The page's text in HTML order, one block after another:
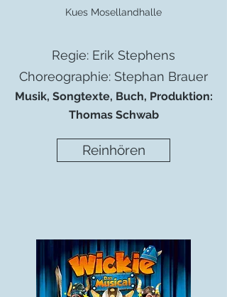
Kues Mosellandhalle
Regie: Erik Stephens
Choreographie: Stephan Brauer
Musik, Songtexte, Buch, Produktion:
Thomas Schwab
Reinhören